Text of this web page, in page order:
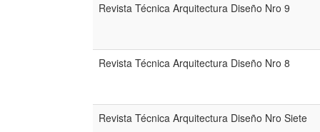
Revista Técnica Arquitectura Diseño Nro 9
Revista Técnica Arquitectura Diseño Nro 8
Revista Técnica Arquitectura Diseño Nro Siete